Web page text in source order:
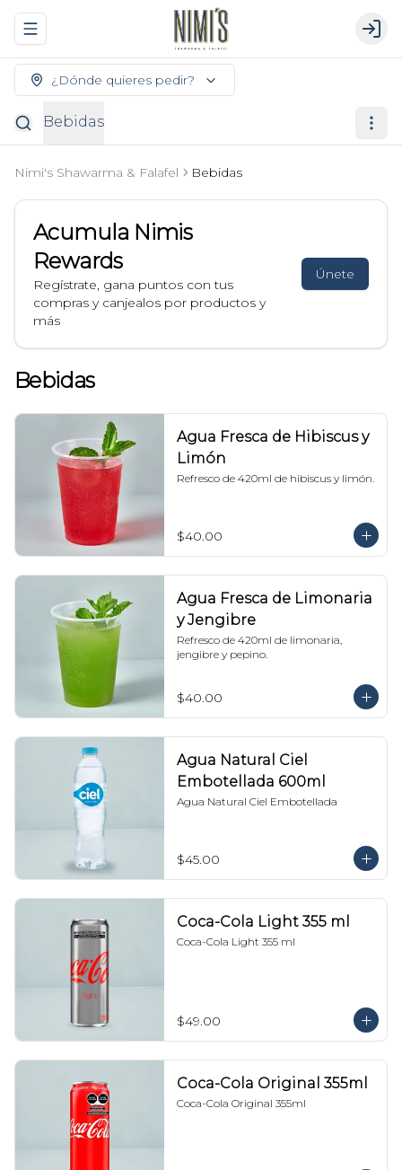
Abrir menu de navegación
¿Dónde quieres pedir?
Bebidas
Nimi's Shawarma & Falafel Bebidas
Acumula Nimis
Rewards
Regístrate, gana puntos con tus
compras y canjealos por productos y
más
Únete
Bebidas
Agua Fresca de Hibiscus y
Limón
Refresco de 420ml de hibiscus y limón.
$40.00
Agua Fresca de Limonaria
y Jengibre
Refresco de 420ml de limonaria,
jengibre y pepino.
$40.00
Agua Natural Ciel
Embotellada 600ml
Agua Natural Ciel Embotellada
$45.00
Coca-Cola Light 355 ml
Coca-Cola Light 355 ml
$49.00
Coca-Cola Original 355ml
Coca-Cola Original 355ml